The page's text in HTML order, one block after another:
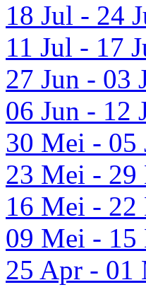
18 Jul - 24
11 Jul - 17
27 Jun - 03
06 Jun - 12
30 Mei - 05
23 Mei - 29
16 Mei - 22
09 Mei - 15
25 Apr - 01